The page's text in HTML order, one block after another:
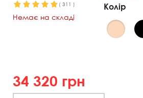
( 311 )
Немає на складі
Колір
34 320 грн